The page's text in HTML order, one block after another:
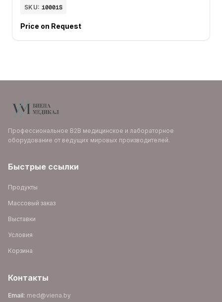
SKU: 10001S
Price on Request
Профессиональное B2B медицинское и лабораторное
оборудование от ведущих мировых производителей.
Быстрые ссылки
Продукты
Массовый заказ
Выставки
Условия
Корзина
Контакты
Email: med@viena.by